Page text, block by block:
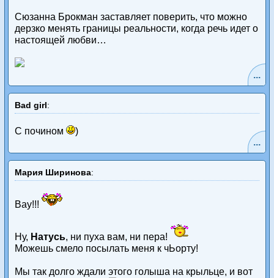
Сюзанна Брокман заставляет поверить, что можно
дерзко менять границы реальности, когда речь идет о
настоящей любви…
...
Bad girl:
С почином
)
...
Мария Ширинова:
Вау!!!
Ну, Натусь, ни пуха вам, ни пера!
Можешь смело посылать меня к чЬорту!
Мы так долго ждали этого голыша на крыльце, и вот